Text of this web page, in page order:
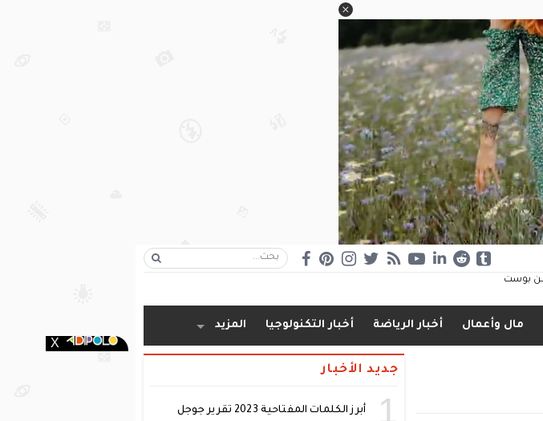
مال وأعمال أخبار الرياضة أخبار التكنولوجيا المزيد
جديد الأخبار
1 أبرز الكلمات المفتاحية 2023 تقرير جوجل